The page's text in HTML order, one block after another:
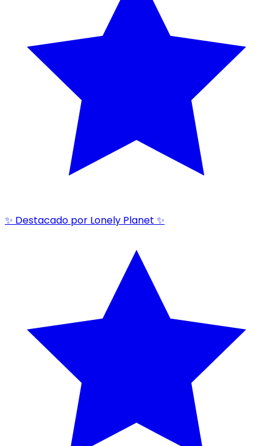
✨ Destacado por Lonely Planet ✨